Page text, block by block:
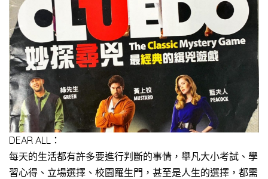
DEAR ALL：
每天的生活都有許多要進行判斷的事情，舉凡大小考試、學
習心得、立場選擇、校園羅生門，甚至是人生的選擇，都需